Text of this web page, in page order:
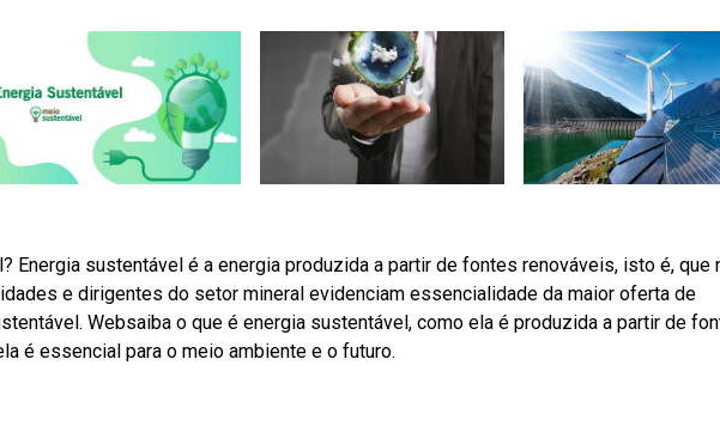
Energia sustentável é a energia produzida a partir de fontes renováveis, isto é, que
e dirigentes do setor mineral evidenciam essencialidade da maior oferta de
Websaiba o que é energia sustentável, como ela é produzida a partir de
é essencial para o meio ambiente e o futuro.